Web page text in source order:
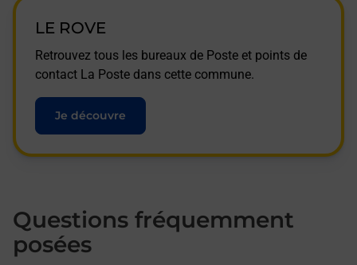
LE ROVE
Retrouvez tous les bureaux de Poste et points de
contact La Poste dans cette commune.
Je découvre
Questions fréquemment
posées